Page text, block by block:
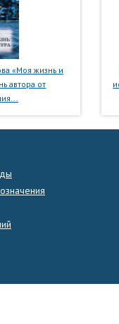
«Моя жизнь и
автора от